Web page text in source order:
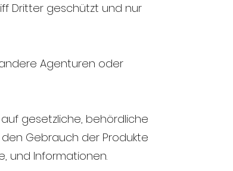
Dritter geschützt und nur
Agenturen oder
gesetzliche, behördliche
Gebrauch der Produkte
und Informationen.